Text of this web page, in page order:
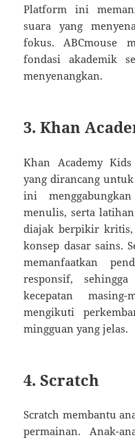
Platform ini
suara yang
fokus. ABCmouse
fondasi akademik
menyenangkan.
3.Khan
Khan Academy
yang dirancang
ini
menulis, serta
diajak berpikir kritis,
konsep dasar sains.
memanfaatkan
responsif,
kecepatan
mengikuti
mingguan yang jelas.
4.Scratch
Scratch membantu
permainan. Anak-